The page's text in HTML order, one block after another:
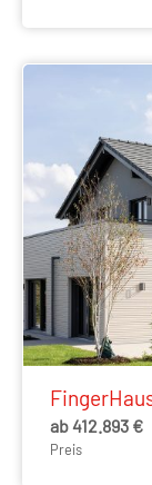
ab 412.893 €
Preis